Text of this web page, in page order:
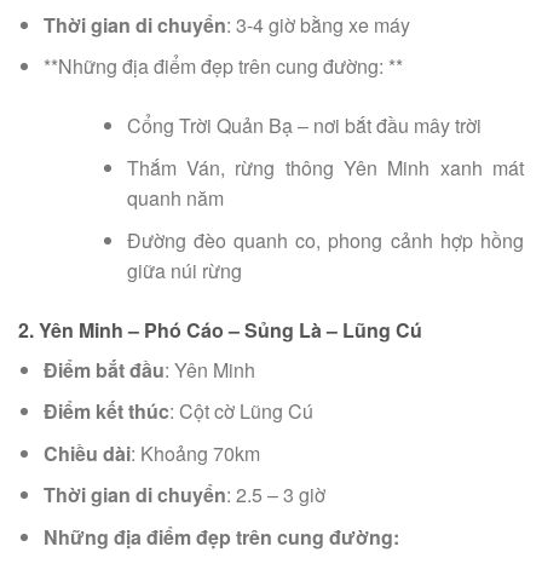
Thời gian di chuyển: 3-4 giờ bằng xe máy
**Những địa điểm đẹp trên cung đường: **
Cổng Trời Quản Bạ – nơi bắt đầu mây trời
Thắm Ván, rừng thông Yên Minh xanh mát
quanh năm
Đường đèo quanh co, phong cảnh hợp hồng
giữa núi rừng
2. Yên Minh – Phó Cáo – Sủng Là – Lũng Cú
Điểm bắt đầu: Yên Minh
Điểm kết thúc: Cột cờ Lũng Cú
Chiều dài: Khoảng 70km
Thời gian di chuyển: 2.5 – 3 giờ
Những địa điểm đẹp trên cung đường: